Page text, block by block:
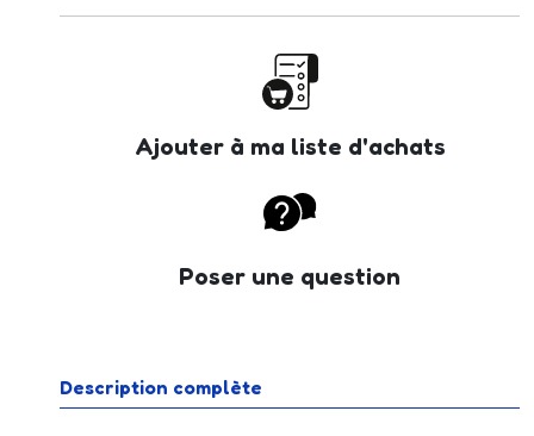
Ajouter à ma liste d'achats
Poser une question
Description complète